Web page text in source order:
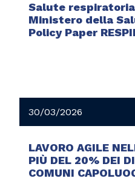
Salute
Ministero della
Policy Paper
30/03/2026
LAVORO AGILE
PIÙ DEL 20% DEI
COMUNI